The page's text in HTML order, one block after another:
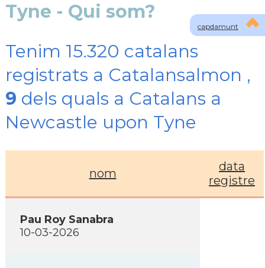
capdamunt
Tyne - Qui som?
Tenim 15.320 catalans
registrats a Catalansalmon ,
9 dels quals a Catalans a
Newcastle upon Tyne
nom
data
registre
Pau Roy Sanabra
10-03-2026